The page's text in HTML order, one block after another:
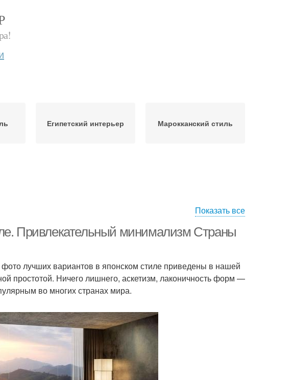
Египетский интерьер Марокканский стиль
Показать все
Привлекательный минимализм Страны
лучших вариантов в японском стиле приведены в нашей
простотой. Ничего лишнего, аскетизм, лаконичность форм —
во многих странах мира.